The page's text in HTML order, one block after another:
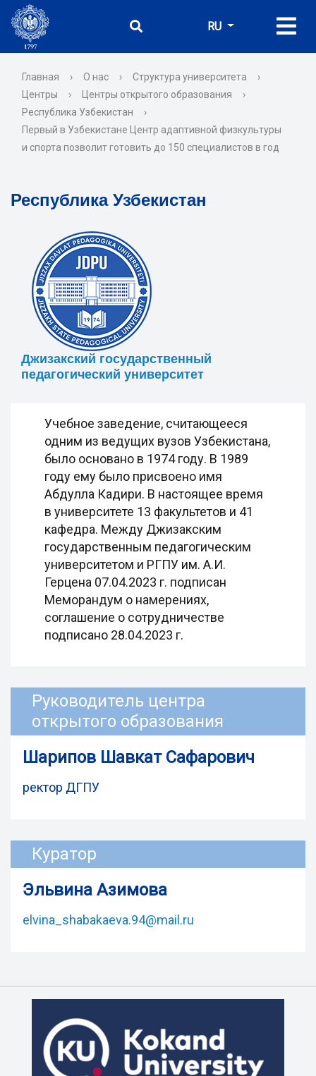
RU
Главная › О нас › Структура университета
›
Центры
› Центры открытого образования
›
Республика Узбекистан
›
Первый в Узбекистане Центр адаптивной физкультуры
и спорта позволит готовить до 150 специалистов в год
Республика Узбекистан
Джизакский государственный
педагогический университет
Учебное заведение, считающееся
одним из ведущих вузов Узбекистана,
было основано в 1974 году. В 1989
году ему было присвоено имя
Абдулла Кадири. В настоящее время
в университете 13 факультетов и 41
кафедра. Между Джизакским
государственным педагогическим
университетом и РГПУ им. А.И.
Герцена 07.04.2023 г. подписан
Меморандум о намерениях,
соглашение о сотрудничестве
подписано 28.04.2023 г.
Руководитель центра
открытого образования
Шарипов Шавкат Сафарович
ректор ДГПУ
Куратор
Эльвина Азимова
elvina_shabakaeva.94@mail.ru